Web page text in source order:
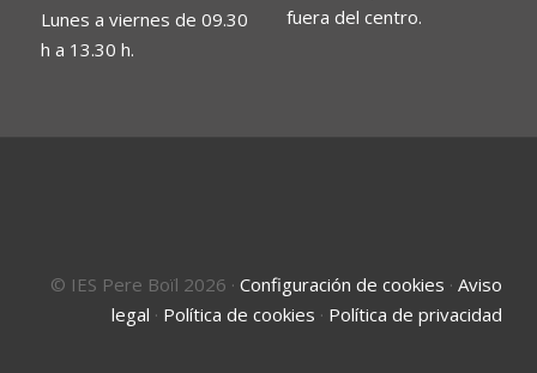
Lunes a viernes de 09.30
h a 13.30 h.
fuera del centro.
© IES Pere Boïl 2026 · Configuración de cookies · Aviso
legal · Política de cookies · Política de privacidad